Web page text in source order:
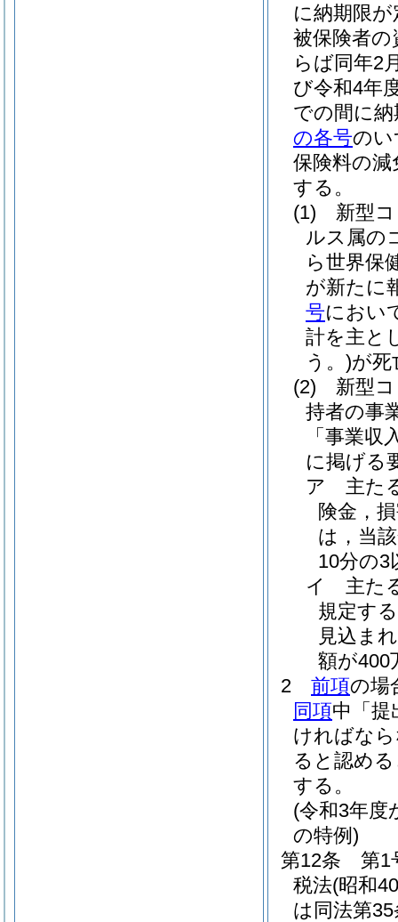
に納期限
被保険者
らば同年2
び令和4年
での間に
の各号のい
保険料の
する。
(1)
新型
ルス属の
ら世界保
が新たに
号におい
計を主と
う。)が死
(2)
新型
持者の事
「事業収
に掲げる
ア
主た
険金，
は，当
10分の3
イ
主た
規定す
見込ま
額が400
2
前項の場
同項中「
ければな
ると認め
する。
(令和3年度
の特例)
第12条
第1
税法(昭和
は同法第